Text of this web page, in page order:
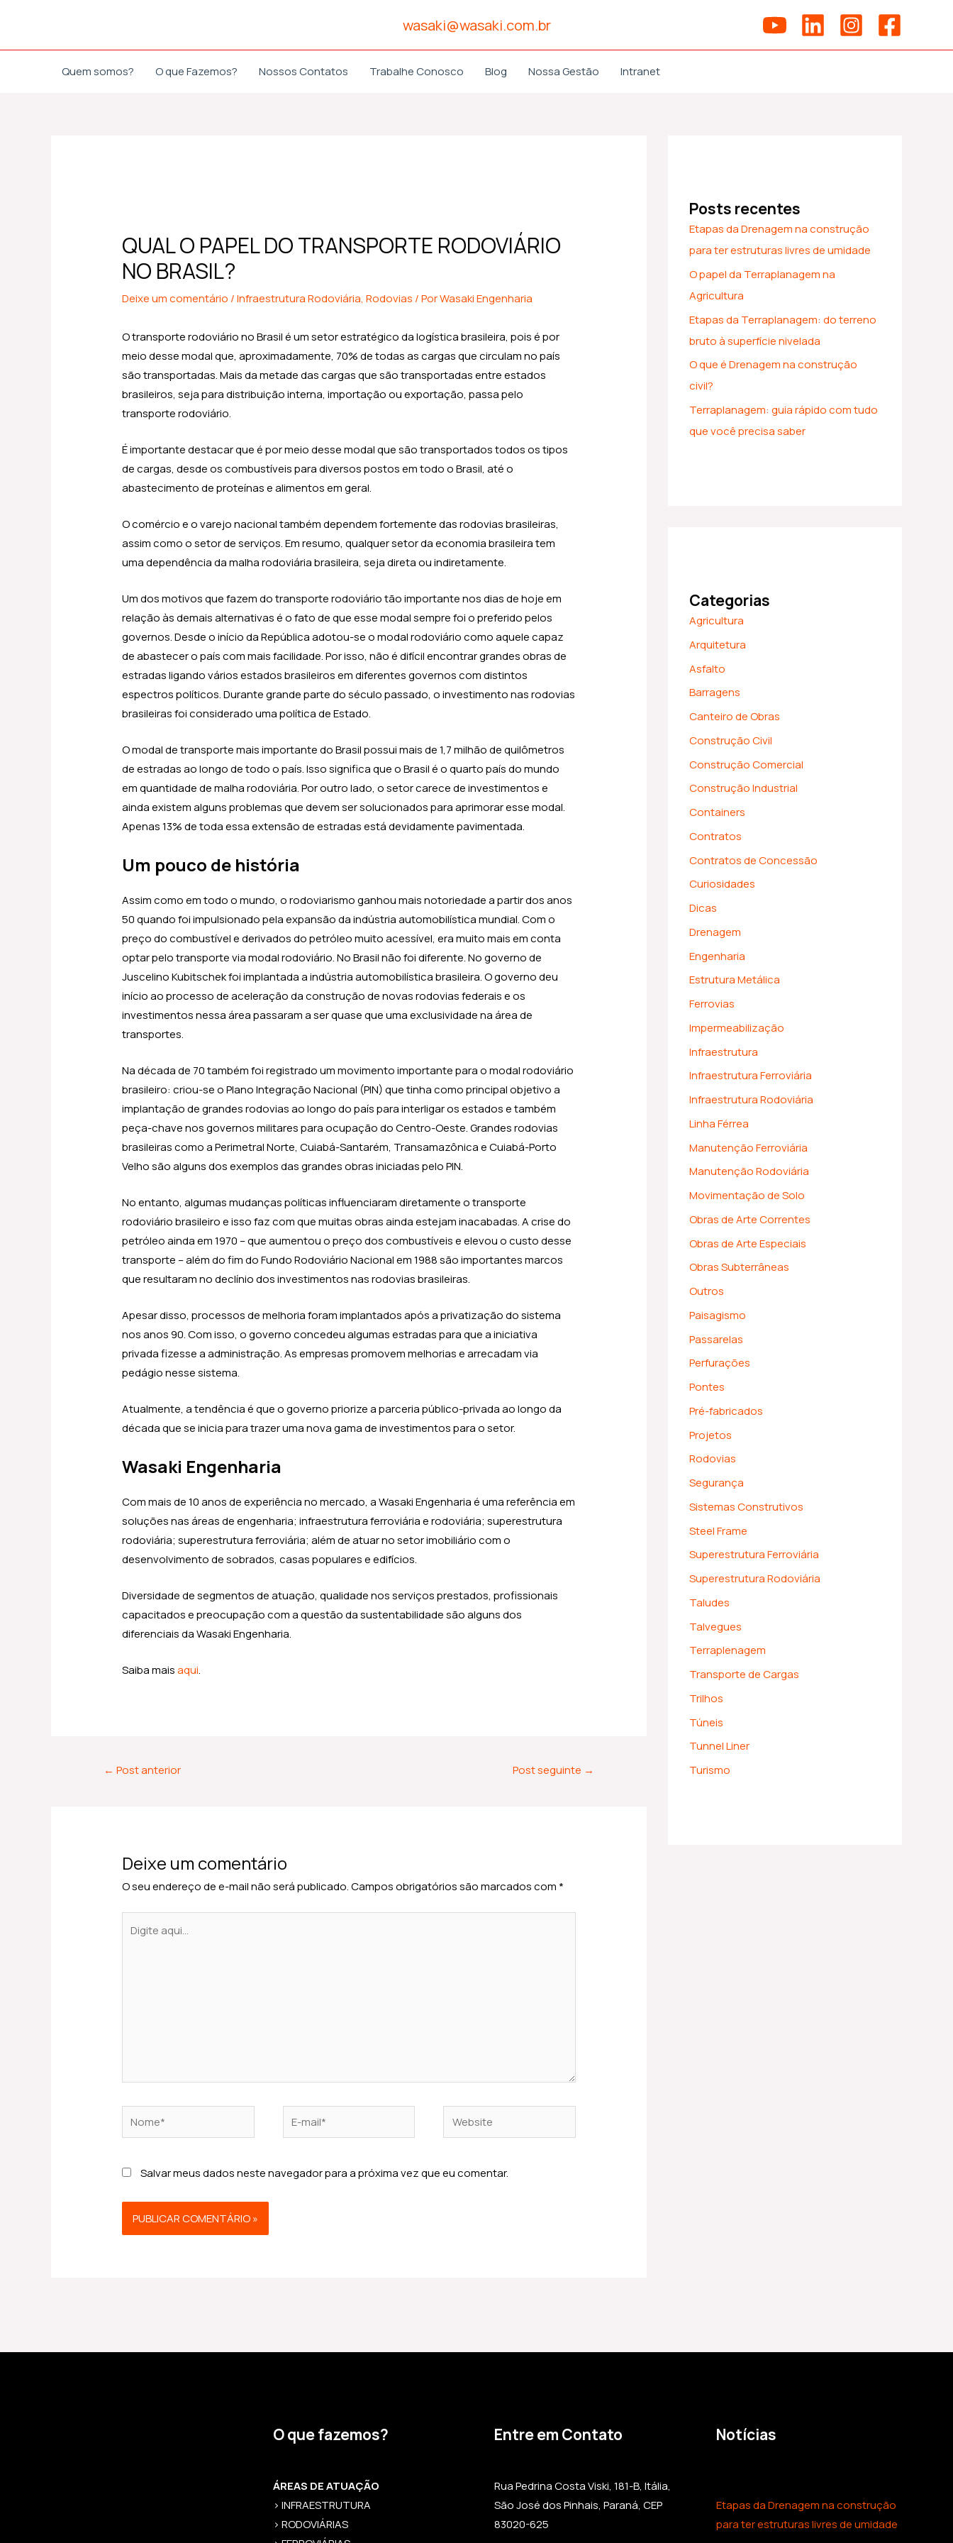
o
wasaki@wasaki.com.br
Quem somos? O que Fazemos? Nossos Contatos Trabalhe Conosco Blog Nossa Gestão Intranet
QUAL O PAPEL DO TRANSPORTE RODOVIÁRIO
NO BRASIL?
Deixe um comentário /Infraestrutura Rodoviária,Rodovias / PorWasaki Engenharia
O transporte rodoviário no Brasil é um setor estratégico da logística brasileira, pois é por
meio desse modal que, aproximadamente, 70% de todas as cargas que circulam no país
são transportadas. Mais da metade das cargas que são transportadas entre estados
brasileiros, seja para distribuição interna, importação ou exportação, passa pelo
transporte rodoviário.
É importante destacar que é por meio desse modal que são transportados todos os tipos
de cargas, desde os combustíveis para diversos postos em todo o Brasil, até o
abastecimento de proteínas e alimentos em geral.
O comércio e o varejo nacional também dependem fortemente das rodovias brasileiras,
assim como o setor de serviços. Em resumo, qualquer setor da economia brasileira tem
uma dependência da malha rodoviária brasileira, seja direta ou indiretamente.
Um dos motivos que fazem do transporte rodoviário tão importante nos dias de hoje em
relação às demais alternativas é o fato de que esse modal sempre foi o preferido pelos
governos. Desde o início da República adotou-se o modal rodoviário como aquele capaz
de abastecer o país com mais facilidade. Por isso, não é difícil encontrar grandes obras de
estradas ligando vários estados brasileiros em diferentes governos com distintos
espectros políticos. Durante grande parte do século passado, o investimento nas rodovias
brasileiras foi considerado uma política de Estado.
O modal de transporte mais importante do Brasil possui mais de 1,7 milhão de quilômetros
de estradas ao longo de todo o país. Isso significa que o Brasil é o quarto país do mundo
em quantidade de malha rodoviária. Por outro lado, o setor carece de investimentos e
ainda existem alguns problemas que devem ser solucionados para aprimorar esse modal.
Apenas 13% de toda essa extensão de estradas está devidamente pavimentada.
Um pouco de história
Assim como em todo o mundo, o rodoviarismo ganhou mais notoriedade a partir dos anos
50 quando foi impulsionado pela expansão da indústria automobilística mundial. Com o
preço do combustível e derivados do petróleo muito acessível, era muito mais em conta
optar pelo transporte via modal rodoviário. No Brasil não foi diferente. No governo de
Juscelino Kubitschek foi implantada a indústria automobilística brasileira. O governo deu
início ao processo de aceleração da construção de novas rodovias federais e os
investimentos nessa área passaram a ser quase que uma exclusividade na área de
transportes.
Na década de 70 também foi registrado um movimento importante para o modal rodoviário
brasileiro: criou-se o Plano Integração Nacional (PIN) que tinha como principal objetivo a
implantação de grandes rodovias ao longo do país para interligar os estados e também
peça-chave nos governos militares para ocupação do Centro-Oeste. Grandes rodovias
brasileiras como a Perimetral Norte, Cuiabá-Santarém, Transamazônica e Cuiabá-Porto
Velho são alguns dos exemplos das grandes obras iniciadas pelo PIN.
No entanto, algumas mudanças políticas influenciaram diretamente o transporte
rodoviário brasileiro e isso faz com que muitas obras ainda estejam inacabadas. A crise do
petróleo ainda em 1970 – que aumentou o preço dos combustíveis e elevou o custo desse
transporte – além do fim do Fundo Rodoviário Nacional em 1988 são importantes marcos
que resultaram no declínio dos investimentos nas rodovias brasileiras.
Apesar disso, processos de melhoria foram implantados após a privatização do sistema
nos anos 90. Com isso, o governo concedeu algumas estradas para que a iniciativa
privada fizesse a administração. As empresas promovem melhorias e arrecadam via
pedágio nesse sistema.
Atualmente, a tendência é que o governo priorize a parceria público-privada ao longo da
década que se inicia para trazer uma nova gama de investimentos para o setor.
Wasaki Engenharia
Com mais de 10 anos de experiência no mercado, a Wasaki Engenharia é uma referência em
soluções nas áreas de engenharia; infraestrutura ferroviária e rodoviária; superestrutura
rodoviária; superestrutura ferroviária; além de atuar no setor imobiliário com o
desenvolvimento de sobrados, casas populares e edifícios.
Diversidade de segmentos de atuação, qualidade nos serviços prestados, profissionais
capacitados e preocupação com a questão da sustentabilidade são alguns dos
diferenciais da Wasaki Engenharia.
Saiba maisaqui.
← Post anterior Post seguinte →
Deixe um comentário
O seu endereço de e-mail não será publicado.Campos obrigatórios são marcados com *
aqui...
mail*
Salvar meus dados neste navegador para a próxima vez que eu comentar.
Posts recentes
Etapas da Drenagem na construção
para ter estruturas livres de umidade
O papel da Terraplanagem na
Agricultura
Etapas da Terraplanagem: do terreno
bruto à superfície nivelada
O que é Drenagem na construção
civil?
Terraplanagem: guia rápido com tudo
que você precisa saber
Categorias
Agricultura
Arquitetura
Asfalto
Barragens
Canteiro de Obras
Construção Civil
Construção Comercial
Construção Industrial
Containers
Contratos
Contratos de Concessão
Curiosidades
Dicas
Drenagem
Engenharia
Estrutura Metálica
Ferrovias
Impermeabilização
Infraestrutura
Infraestrutura Ferroviária
Infraestrutura Rodoviária
Linha Férrea
Manutenção Ferroviária
Manutenção Rodoviária
Movimentação de Solo
Obras de Arte Correntes
Obras de Arte Especiais
Obras Subterrâneas
Outros
Paisagismo
Passarelas
Perfurações
Pontes
Pré-fabricados
Projetos
Rodovias
Segurança
Sistemas Construtivos
Steel Frame
Superestrutura Ferroviária
Superestrutura Rodoviária
Taludes
Talvegues
Terraplenagem
Transporte de Cargas
Trilhos
Túneis
Tunnel Liner
Turismo
O que fazemos?
ÁREAS DE ATUAÇÃO
> INFRAESTRUTURA
> RODOVIÁRIAS
Entre em Contato
Rua Pedrina Costa Viski, 181-B, Itália,
São José dos Pinhais, Paraná, CEP
83020-625
Notícias
Etapas da Drenagem na construção
para ter estruturas livres de umidade